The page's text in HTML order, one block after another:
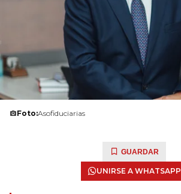
Foto:Asofiduciarias
GUARDAR
UNIRSE A WHATSAPP